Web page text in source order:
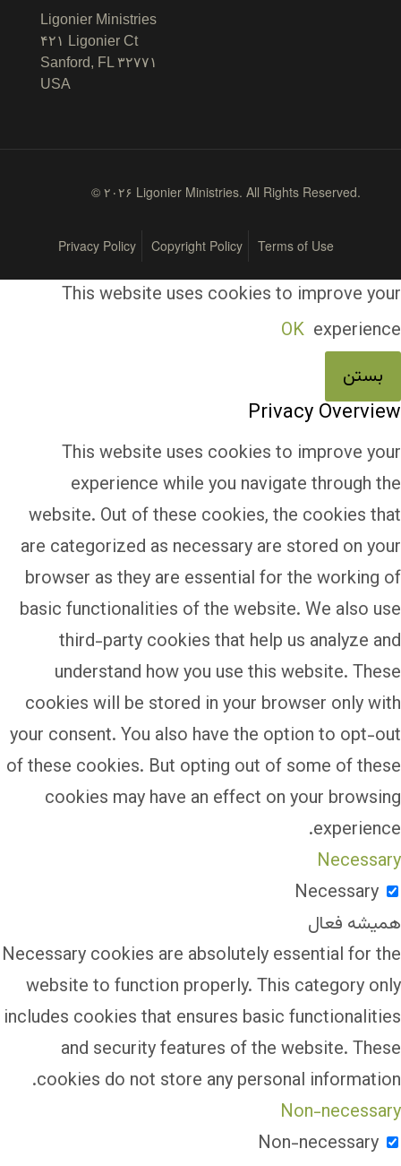
Ligonier Ministries
۴۲۱ Ligonier Ct
Sanford, FL ۳۲۷۷۱
USA
© ۲۰۲۶ Ligonier Ministries. All Rights Reserved.
Terms of Use
Copyright Policy
Privacy Policy
This website uses cookies to improve your
experience
OK
بستن
Privacy Overview
This website uses cookies to improve your
experience while you navigate through the
website. Out of these cookies, the cookies that
are categorized as necessary are stored on your
browser as they are essential for the working of
basic functionalities of the website. We also use
third-party cookies that help us analyze and
understand how you use this website. These
cookies will be stored in your browser only with
your consent. You also have the option to opt-out
of these cookies. But opting out of some of these
cookies may have an effect on your browsing
experience.
Necessary
Necessary
همیشه فعال
Necessary cookies are absolutely essential for the
website to function properly. This category only
includes cookies that ensures basic functionalities
and security features of the website. These
cookies do not store any personal information.
Non-necessary
Non-necessary